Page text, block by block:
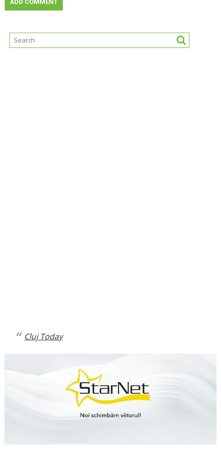
Cluj Today